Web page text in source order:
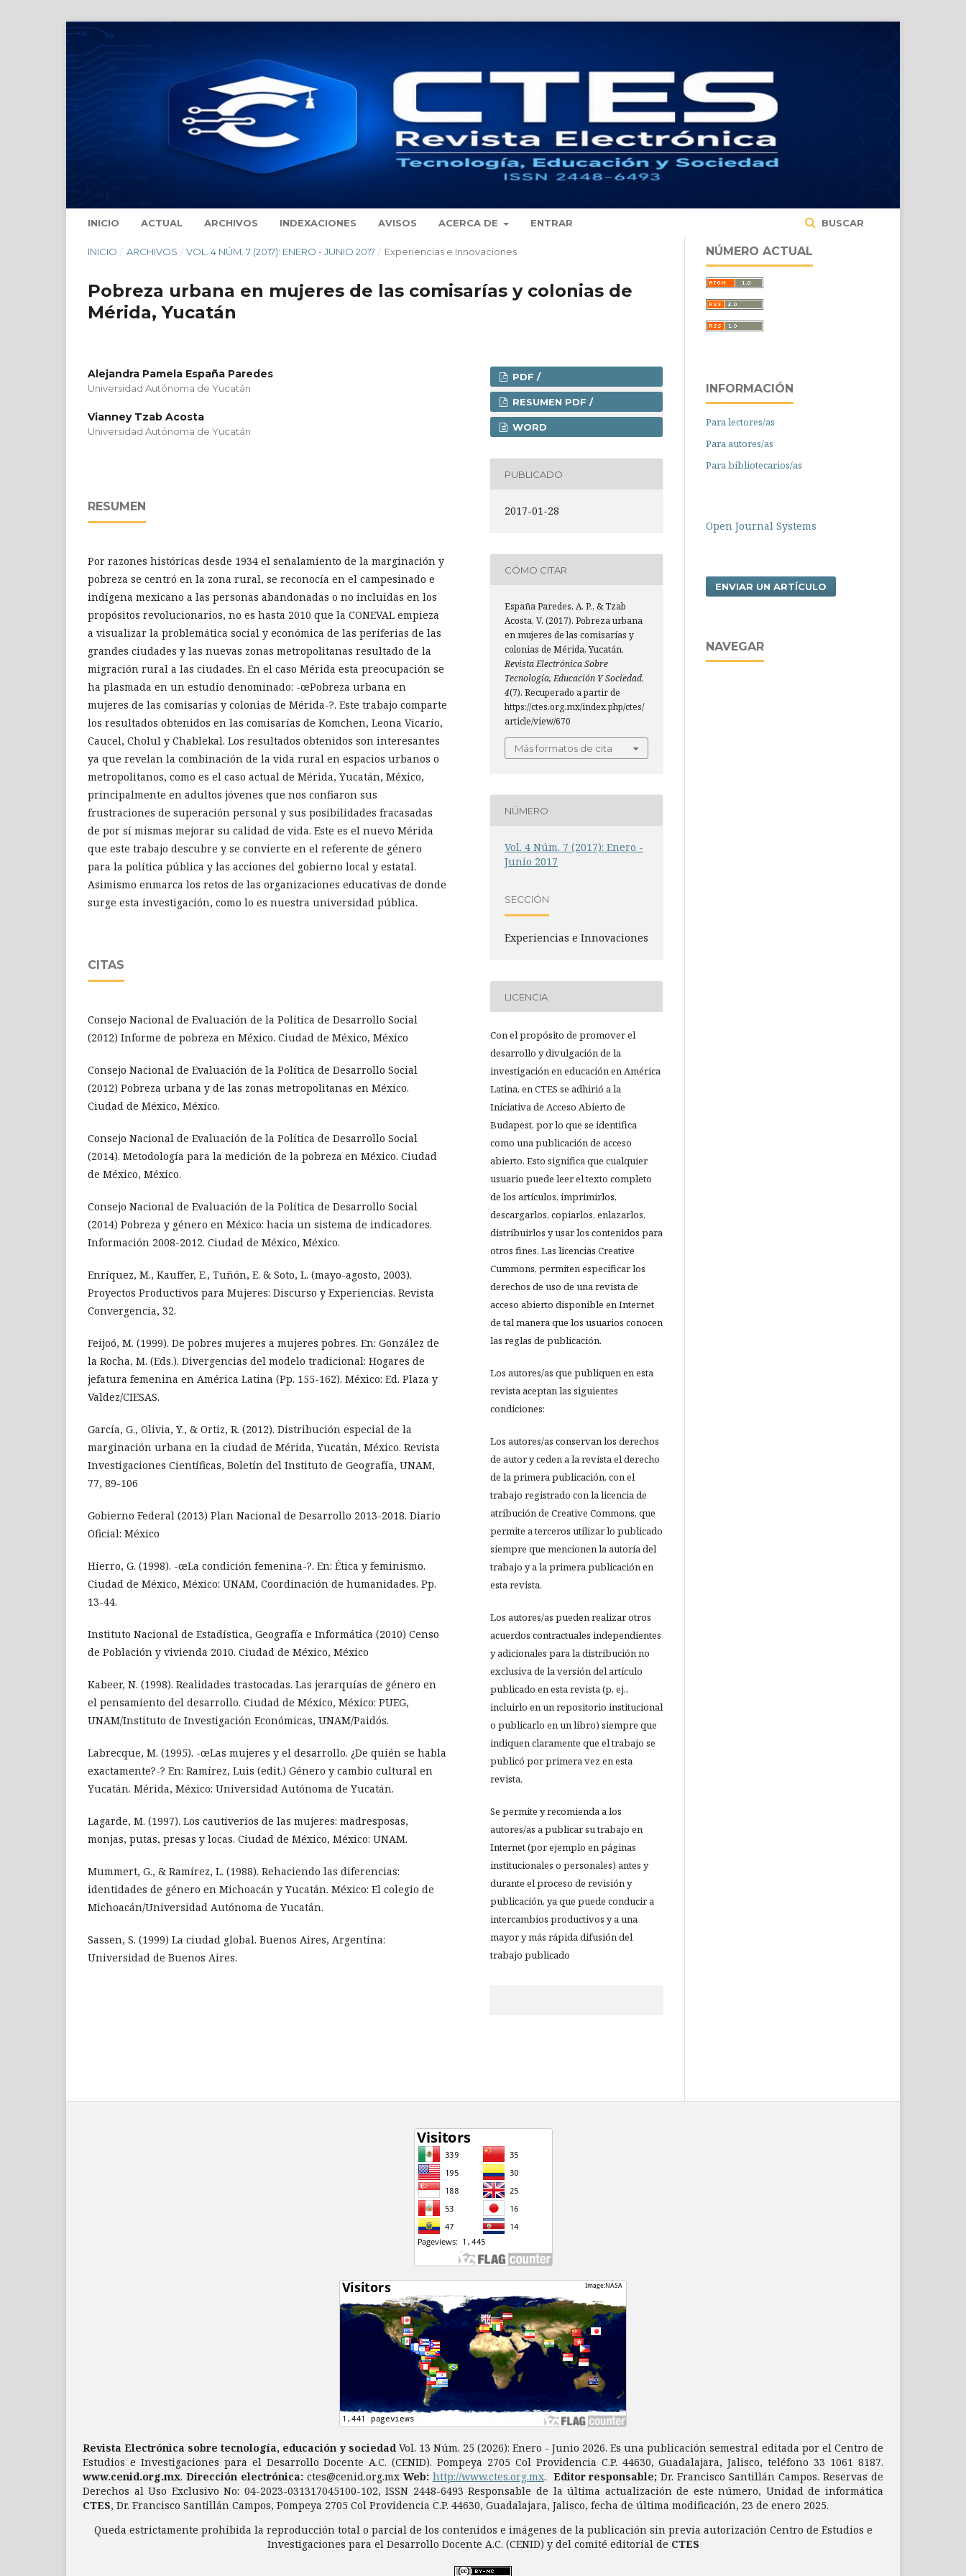
INICIO ACTUAL ARCHIVOS INDEXACIONES AVISOS ACERCA DE ENTRAR BUSCAR
INICIO / ARCHIVOS / VOL. 4 NÚM. 7 (2017): ENERO - JUNIO 2017 / Experiencias e Innovaciones
Pobreza urbana en mujeres de las comisarías y colonias de
Mérida, Yucatán
Alejandra Pamela España Paredes
Universidad Autónoma de Yucatán
Vianney Tzab Acosta
Universidad Autónoma de Yucatán
RESUMEN
Por razones históricas desde 1934 el señalamiento de la marginación y
pobreza se centró en la zona rural, se reconocía en el campesinado e
indígena mexicano a las personas abandonadas o no incluidas en los
propósitos revolucionarios, no es hasta 2010 que la CONEVAL empieza
a visualizar la problemática social y económica de las periferias de las
grandes ciudades y las nuevas zonas metropolitanas resultado de la
migración rural a las ciudades. En el caso Mérida esta preocupación se
ha plasmada en un estudio denominado: -œPobreza urbana en
mujeres de las comisarías y colonias de Mérida-?. Este trabajo comparte
los resultados obtenidos en las comisarías de Komchen, Leona Vicario,
Caucel, Cholul y Chablekal. Los resultados obtenidos son interesantes
ya que revelan la combinación de la vida rural en espacios urbanos o
metropolitanos, como es el caso actual de Mérida, Yucatán, México,
principalmente en adultos jóvenes que nos confiaron sus
frustraciones de superación personal y sus posibilidades fracasadas
de por sí mismas mejorar su calidad de vida. Este es el nuevo Mérida
que este trabajo descubre y se convierte en el referente de género
para la política pública y las acciones del gobierno local y estatal.
Asimismo enmarca los retos de las organizaciones educativas de donde
surge esta investigación, como lo es nuestra universidad pública.
CITAS
Consejo Nacional de Evaluación de la Política de Desarrollo Social
(2012) Informe de pobreza en México. Ciudad de México, México
Consejo Nacional de Evaluación de la Política de Desarrollo Social
(2012) Pobreza urbana y de las zonas metropolitanas en México.
Ciudad de México, México.
Consejo Nacional de Evaluación de la Política de Desarrollo Social
(2014). Metodología para la medición de la pobreza en México. Ciudad
de México, México.
Consejo Nacional de Evaluación de la Política de Desarrollo Social
(2014) Pobreza y género en México: hacia un sistema de indicadores.
Información 2008-2012. Ciudad de México, México.
Enríquez, M., Kauffer, E., Tuñón, E. & Soto, L. (mayo-agosto, 2003).
Proyectos Productivos para Mujeres: Discurso y Experiencias. Revista
Convergencia, 32.
Feijoó, M. (1999). De pobres mujeres a mujeres pobres. En: González de
la Rocha, M. (Eds.). Divergencias del modelo tradicional: Hogares de
jefatura femenina en América Latina (Pp. 155-162). México: Ed. Plaza y
Valdez/CIESAS.
García, G., Olivia, Y., & Ortiz, R. (2012). Distribución especial de la
marginación urbana en la ciudad de Mérida, Yucatán, México. Revista
Investigaciones Científicas, Boletín del Instituto de Geografía, UNAM,
77, 89-106
Gobierno Federal (2013) Plan Nacional de Desarrollo 2013-2018. Diario
Oficial: México
Hierro, G. (1998). -œLa condición femenina-?. En: Ética y feminismo.
Ciudad de México, México: UNAM, Coordinación de humanidades. Pp.
13-44.
Instituto Nacional de Estadística, Geografía e Informática (2010) Censo
de Población y vivienda 2010. Ciudad de México, México
Kabeer, N. (1998). Realidades trastocadas. Las jerarquías de género en
el pensamiento del desarrollo. Ciudad de México, México: PUEG,
UNAM/Instituto de Investigación Económicas, UNAM/Paidós.
Labrecque, M. (1995). -œLas mujeres y el desarrollo. ¿De quién se habla
exactamente?-? En: Ramírez, Luis (edit.) Género y cambio cultural en
Yucatán. Mérida, México: Universidad Autónoma de Yucatán.
Lagarde, M. (1997). Los cautiverios de las mujeres: madresposas,
monjas, putas, presas y locas. Ciudad de México, México: UNAM.
Mummert, G., & Ramírez, L. (1988). Rehaciendo las diferencias:
identidades de género en Michoacán y Yucatán. México: El colegio de
Michoacán/Universidad Autónoma de Yucatán.
Sassen, S. (1999) La ciudad global. Buenos Aires, Argentina:
Universidad de Buenos Aires.
PDF /
RESUMEN PDF /
WORD
PUBLICADO
2017-01-28
CÓMO CITAR
España Paredes, A. P., & Tzab
Acosta, V. (2017). Pobreza urbana
en mujeres de las comisarías y
colonias de Mérida, Yucatán.
Revista Electrónica Sobre
Tecnología, Educación Y Sociedad,
4(7). Recuperado a partir de
https://ctes.org.mx/index.php/ctes/
article/view/670
Más formatos de cita
NÚMERO
Vol. 4 Núm. 7 (2017): Enero -
Junio 2017
SECCIÓN
Experiencias e Innovaciones
LICENCIA
Con el propósito de promover el
desarrollo y divulgación de la
investigación en educación en América
Latina, en CTES se adhirió a la
Iniciativa de Acceso Abierto de
Budapest, por lo que se identifica
como una publicación de acceso
abierto. Esto significa que cualquier
usuario puede leer el texto completo
de los artículos, imprimirlos,
descargarlos, copiarlos, enlazarlos,
distribuirlos y usar los contenidos para
otros fines. Las licencias Creative
Cummons, permiten especificar los
derechos de uso de una revista de
acceso abierto disponible en Internet
de tal manera que los usuarios conocen
las reglas de publicación.
Los autores/as que publiquen en esta
revista aceptan las siguientes
condiciones:
Los autores/as conservan los derechos
de autor y ceden a la revista el derecho
de la primera publicación, con el
trabajo registrado con la licencia de
atribución de Creative Commons, que
permite a terceros utilizar lo publicado
siempre que mencionen la autoría del
trabajo y a la primera publicación en
esta revista.
Los autores/as pueden realizar otros
acuerdos contractuales independientes
y adicionales para la distribución no
exclusiva de la versión del artículo
publicado en esta revista (p. ej.,
incluirlo en un repositorio institucional
o publicarlo en un libro) siempre que
indiquen claramente que el trabajo se
publicó por primera vez en esta
revista.
Se permite y recomienda a los
autores/as a publicar su trabajo en
Internet (por ejemplo en páginas
institucionales o personales) antes y
durante el proceso de revisión y
publicación, ya que puede conducir a
intercambios productivos y a una
mayor y más rápida difusión del
trabajo publicado
NÚMERO ACTUAL
INFORMACIÓN
Para lectores/as
Para autores/as
Para bibliotecarios/as
Open Journal Systems
ENVIAR UN ARTÍCULO
NAVEGAR
Revista Electrónica sobre tecnología, educación y sociedadVol. 13 Núm. 25 (2026): Enero - Junio 2026. Es una publicación semestral editada por el Centro de
Estudios e Investigaciones para el Desarrollo Docente A.C. (CENID). Pompeya 2705 Col Providencia C.P. 44630, Guadalajara, Jalisco, teléfono 33 1061 8187.
www.cenid.org.mx.Dirección electrónica: ctes@cenid.org.mx Web: http://www.ctes.org.mx. Editor responsable; Dr. Francisco Santillán Campos. Reservas de
Derechos al Uso Exclusivo No: 04-2023-031317045100-102, ISSN 2448-6493 Responsable de la última actualización de este número, Unidad de informática
CTES, Dr. Francisco Santillán Campos, Pompeya 2705 Col Providencia C.P. 44630, Guadalajara, Jalisco, fecha de última modificación, 23 de enero 2025.
Queda estrictamente prohibida la reproducción total o parcial de los contenidos e imágenes de la publicación sin previa autorización Centro de Estudios e
Investigaciones para el Desarrollo Docente A.C. (CENID) y del comité editorial de CTES